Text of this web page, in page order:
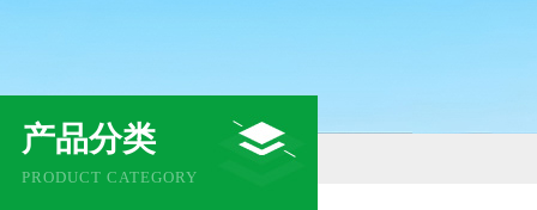
产品分类
PRODUCT CATEGORY